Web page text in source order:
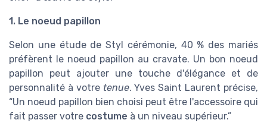
1. Le noeud papillon
Selon une étude de Styl cérémonie, 40 % des mariés
préfèrent le noeud papillon au cravate. Un bon noeud
papillon peut ajouter une touche d'élégance et de
personnalité à votre tenue. Yves Saint Laurent précise,
“Un noeud papillon bien choisi peut être l'accessoire qui
fait passer votre costume à un niveau supérieur.”